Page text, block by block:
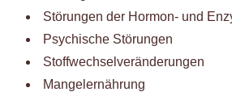
Störungen der Hormon- und
Psychische Störungen
Stoffwechselveränderungen
Mangelernährung